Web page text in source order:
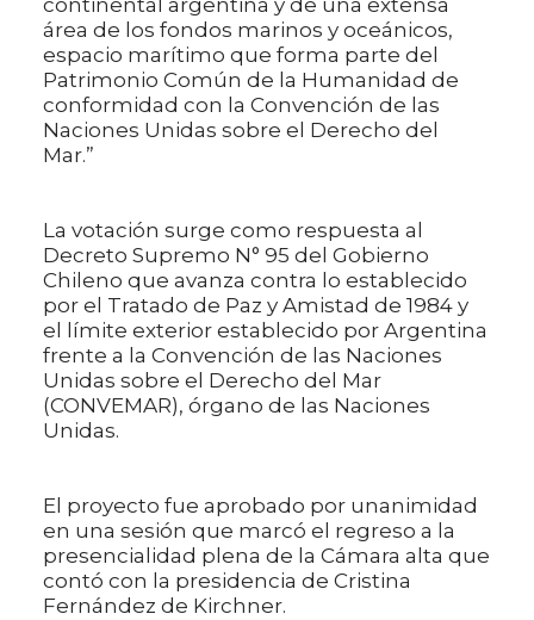
continental argentina y de una extensa
área de los fondos marinos y oceánicos,
espacio marítimo que forma parte del
Patrimonio Común de la Humanidad de
conformidad con la Convención de las
Naciones Unidas sobre el Derecho del
Mar.”
La votación surge como respuesta al
Decreto Supremo N° 95 del Gobierno
Chileno que avanza contra lo establecido
por el Tratado de Paz y Amistad de 1984 y
el límite exterior establecido por Argentina
frente a la Convención de las Naciones
Unidas sobre el Derecho del Mar
(CONVEMAR), órgano de las Naciones
Unidas.
El proyecto fue aprobado por unanimidad
en una sesión que marcó el regreso a la
presencialidad plena de la Cámara alta que
contó con la presidencia de Cristina
Fernández de Kirchner.